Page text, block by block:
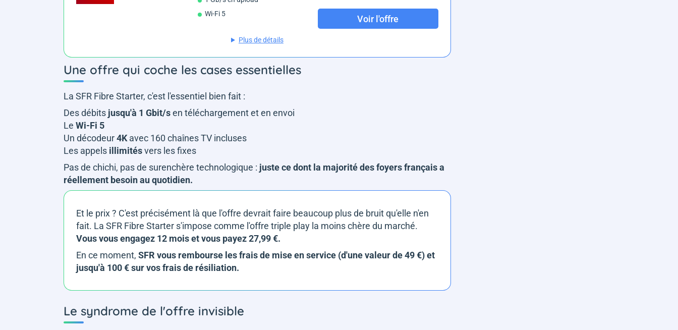
Wi-Fi 5
Voir l'offre
Plus de détails
Une offre qui coche les cases essentielles
La SFR Fibre Starter, c'est l'essentiel bien fait :
Des débits jusqu'à 1 Gbit/sen téléchargement et en envoi
Le Wi-Fi 5
Un décodeur4Kavec 160 chaînes TV incluses
Les appels illimitésvers les fixes
Pas de chichi, pas de surenchère technologique : juste ce dont la majorité des foyers français a
réellement besoin au quotidien.
Et le prix ? C'est précisément là que l'offre devrait faire beaucoup plus de bruit qu'elle n'en
fait. La SFR Fibre Starter s'impose comme l'offre triple play la moins chère du marché.
Vous vous engagez 12 mois et vous payez 27,99 €.
En ce moment, SFR vous rembourse les frais de mise en service (d'une valeur de 49 €) et
jusqu'à 100 € sur vos frais de résiliation.
Le syndrome de l'offre invisible